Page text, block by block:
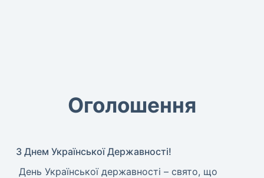
Оголошення
З Днем Української Державності!
​ День Української державності – свято, що